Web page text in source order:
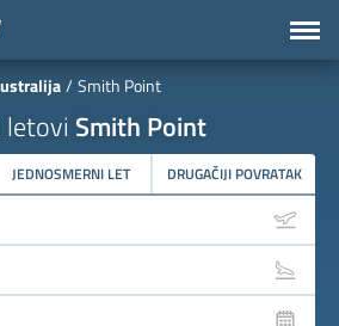
Smith Point
letovi Smith Point
JEDNOSMERNI LET DRUGAČIJI POVRATAK